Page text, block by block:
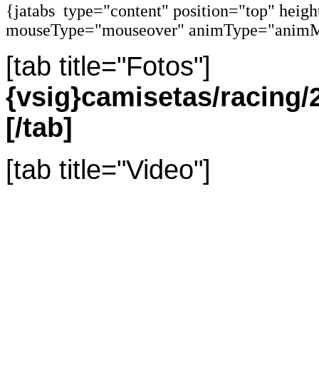
{jatabs type="content" position="top"
mouseType="mouseover"
[tab title="Fotos"]
{vsig}camisetas/racing/
[/tab]
[tab title="Video"]